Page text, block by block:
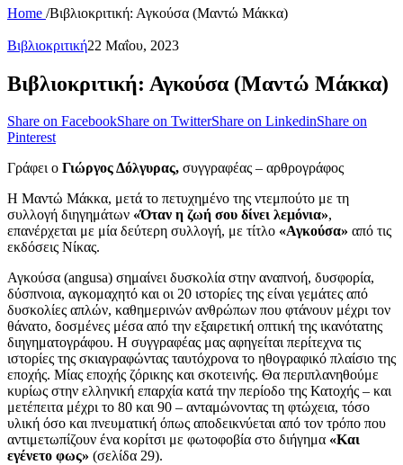
Home /Βιβλιοκριτική: Αγκούσα (Μαντώ Μάκκα)
Βιβλιοκριτική22 Μαΐου, 2023
Βιβλιοκριτική: Αγκούσα (Μαντώ Μάκκα)
Share on FacebookShare on TwitterShare on LinkedinShare on
Pinterest
Γράφει ο Γιώργος Δόλγυρας, συγγραφέας – αρθρογράφος
Η Μαντώ Μάκκα, μετά το πετυχημένο της ντεμπούτο με τη
συλλογή διηγημάτων «Όταν η ζωή σου δίνει λεμόνια»,
επανέρχεται με μία δεύτερη συλλογή, με τίτλο «Αγκούσα» από τις
εκδόσεις Νίκας.
Αγκούσα (angusa) σημαίνει δυσκολία στην αναπνοή, δυσφορία,
δύσπνοια, αγκομαχητό και οι 20 ιστορίες της είναι γεμάτες από
δυσκολίες απλών, καθημερινών ανθρώπων που φτάνουν μέχρι τον
θάνατο, δοσμένες μέσα από την εξαιρετική οπτική της ικανότατης
διηγηματογράφου. Η συγγραφέας μας αφηγείται περίτεχνα τις
ιστορίες της σκιαγραφώντας ταυτόχρονα το ηθογραφικό πλαίσιο της
εποχής. Μίας εποχής ζόρικης και σκοτεινής. Θα περιπλανηθούμε
κυρίως στην ελληνική επαρχία κατά την περίοδο της Κατοχής – και
μετέπειτα μέχρι το 80 και 90 – ανταμώνοντας τη φτώχεια, τόσο
υλική όσο και πνευματική όπως αποδεικνύεται από τον τρόπο που
αντιμετωπίζουν ένα κορίτσι με φωτοφοβία στο διήγημα «Και
εγένετο φως» (σελίδα 29).